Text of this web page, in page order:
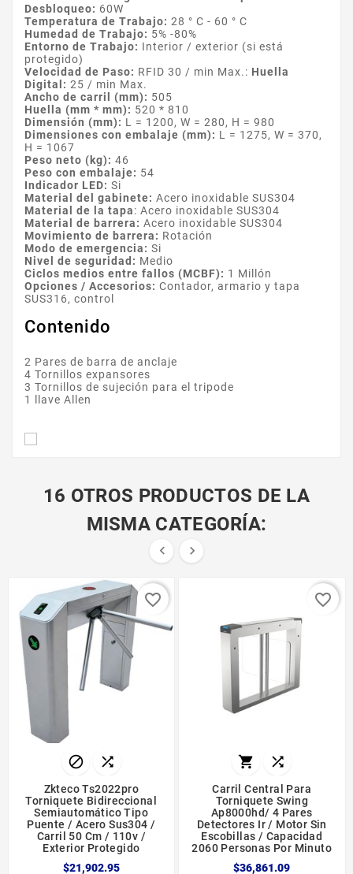
Desbloqueo: 60W
Temperatura de Trabajo: 28 ° C - 60 ° C
Humedad de Trabajo: 5% -80%
Entorno de Trabajo: Interior / exterior (si está
protegido)
Velocidad de Paso: RFID 30 / min Max.: Huella
Digital: 25 / min Max.
Ancho de carril (mm): 505
Huella (mm * mm): 520 * 810
Dimensión (mm): L = 1200, W = 280, H = 980
Dimensiones con embalaje (mm): L = 1275, W = 370,
H = 1067
Peso neto (kg): 46
Peso con embalaje: 54
Indicador LED: Si
Material del gabinete: Acero inoxidable SUS304
Material de la tapa: Acero inoxidable SUS304
Material de barrera: Acero inoxidable SUS304
Movimiento de barrera: Rotación
Modo de emergencia: Si
Nivel de seguridad: Medio
Ciclos medios entre fallos (MCBF): 1 Millón
Opciones / Accesorios: Contador, armario y tapa
SUS316, control
Contenido
2 Pares de barra de anclaje
4 Tornillos expansores
3 Tornillos de sujeción para el tripode
1 llave Allen
16 OTROS PRODUCTOS DE LA
MISMA CATEGORÍA:
 
 
Zkteco Ts2022pro
Torniquete Bidireccional
Semiautomático Tipo
Puente / Acero Sus304 /
Carril 50 Cm / 110v /
Exterior Protegido
$21,902.95
favorite_border
 
Carril Central Para
Torniquete Swing
Ap8000hd/ 4 Pares
Detectores Ir / Motor Sin
Escobillas / Capacidad
2060 Personas Por Minuto
$36,861.09
favorite_border